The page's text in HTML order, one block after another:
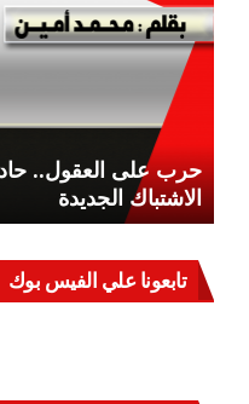
حرب على العقول..
الاشتباك الجديدة
تابعونا علي الفيس بوك